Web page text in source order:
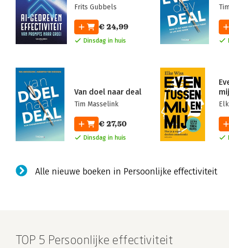
Frits Gubbels
€ 24,99
Dinsdag in huis
Van doel naar deal
Tim Masselink
€ 27,50
Dinsdag in huis
mij
Alle nieuwe boeken in Persoonlijke effectiviteit
TOP 5 Persoonlijke effectiviteit